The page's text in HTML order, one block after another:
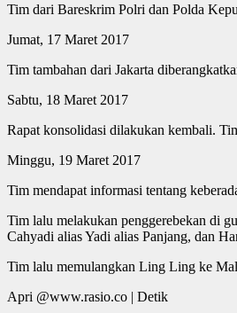
Tim dari Bareskrim Polri dan Polda
Jumat, 17 Maret 2017
Tim tambahan dari Jakarta
Sabtu, 18 Maret 2017
Rapat konsolidasi dilakukan kembali.
Minggu, 19 Maret 2017
Tim mendapat informasi tentang
Tim lalu melakukan penggerebekan di
Cahyadi alias Yadi alias Panjang, dan
Tim lalu memulangkan Ling Ling ke
Apri @www.rasio.co | Detik